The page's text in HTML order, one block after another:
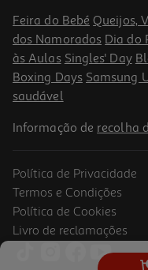
Feira do Bebé Queijos,
dos Namorados Dia do
às Aulas Singles' Day
Boxing Days Samsung
saudável
Informação de recolha
Política de Privacidade
Termos e Condições
Política de Cookies
Livro de reclamações